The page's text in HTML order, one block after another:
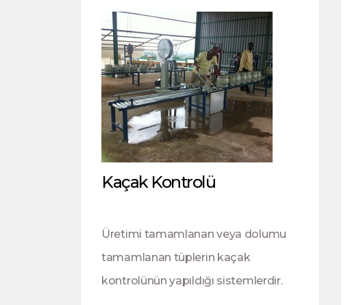
Kaçak Kontrolü
Üretimi tamamlanan veya dolumu
tamamlanan tüplerin kaçak
kontrolünün yapıldığı sistemlerdir.